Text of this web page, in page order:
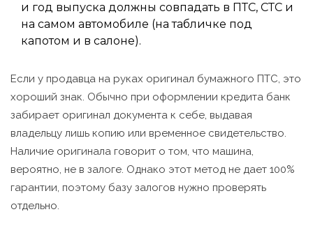
и год выпуска должны совпадать в ПТС, СТС и
на самом автомобиле (на табличке под
капотом и в салоне).
Если у продавца на руках оригинал бумажного ПТС, это
хороший знак. Обычно при оформлении кредита банк
забирает оригинал документа к себе, выдавая
владельцу лишь копию или временное свидетельство.
Наличие оригинала говорит о том, что машина,
вероятно, не в залоге. Однако этот метод не дает 100%
гарантии, поэтому базу залогов нужно проверять
отдельно.